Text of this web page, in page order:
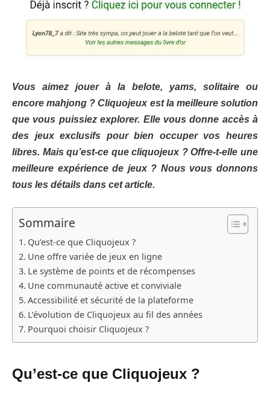
Vous aimez jouer à la belote, yams, solitaire ou
encore mahjong ? Cliquojeux est la meilleure solution
que vous puissiez explorer. Elle vous donne accès à
des jeux exclusifs pour bien occuper vos heures
libres. Mais qu’est-ce que cliquojeux ? Offre-t-elle une
meilleure expérience de jeux ? Nous vous donnons
tous les détails dans cet article.
Sommaire
Qu’est-ce que Cliquojeux ?
Une offre variée de jeux en ligne
Le système de points et de récompenses
Une communauté active et conviviale
Accessibilité et sécurité de la plateforme
L’évolution de Cliquojeux au fil des années
Pourquoi choisir Cliquojeux ?
Qu’est-ce que Cliquojeux ?